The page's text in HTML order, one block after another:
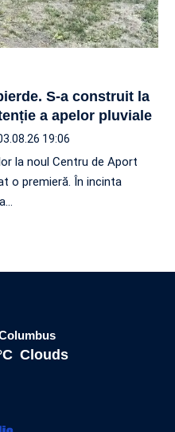
S-a construit la
a apelor pluviale
19:06
la noul Centru de Aport
o premieră. În incinta
Clouds